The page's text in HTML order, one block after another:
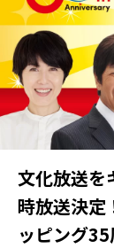
文化放送を
時放送決定
ッピング